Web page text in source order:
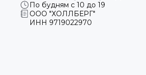
По будням с 10 до 19
ООО "ХОЛЛБЕРГ"
ИНН 9719022970